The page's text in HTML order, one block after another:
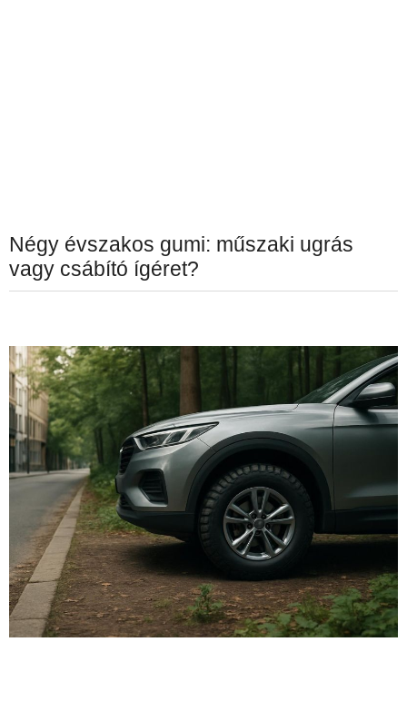
Négy évszakos gumi: műszaki ugrás
vagy csábító ígéret?